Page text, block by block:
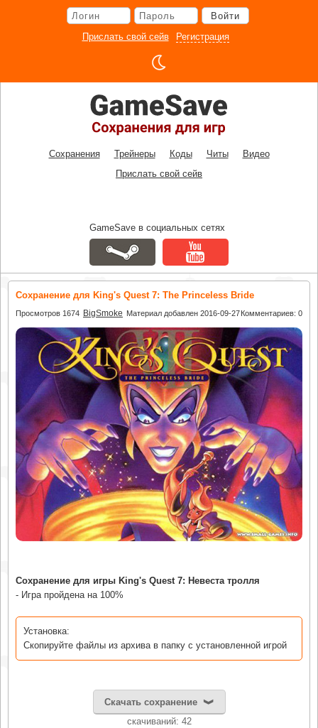
Войти
Прислать свой сейв
Регистрация
Сохранения Трейнеры Коды Читы
Видео
Прислать свой сейв
GameSave в социальных сетях
Сохранение для King's Quest 7: The Princeless Bride
Просмотров 1674 BigSmoke Материал добавлен 2016-09-27Комментариев: 0
Сохранение для игры King's Quest 7: Невеста тролля
- Игра пройдена на 100%
Установка:
Скопируйте файлы из архива в папку с установленной игрой
Скачать сохранение
cкачиваний: 42